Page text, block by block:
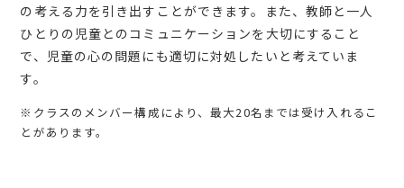
の考える力を引き出すことができます。また、教師と一人
ひとりの児童とのコミュニケーションを大切にすること
で、児童の心の問題にも適切に対処したいと考えていま
す。
※クラスのメンバー構成により、最大20名までは受け入れるこ
とがあります。